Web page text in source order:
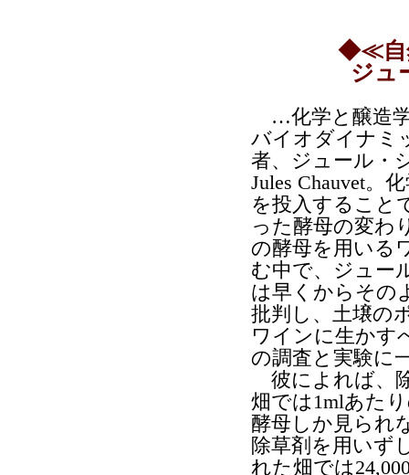
◆≪自
ジュ
…化学と醸造
バイオダイナミ
者、ジュール・
Jules Chauvet。
を投入すること
った酵母の変わ
の酵母を用いる
む中で、ジュー
は早くからその
批判し、土壌の
ワインに生かす
の調査と実験に
彼によれば、
畑では1mlあた
酵母しか見られ
除草剤を用いず
れた畑では